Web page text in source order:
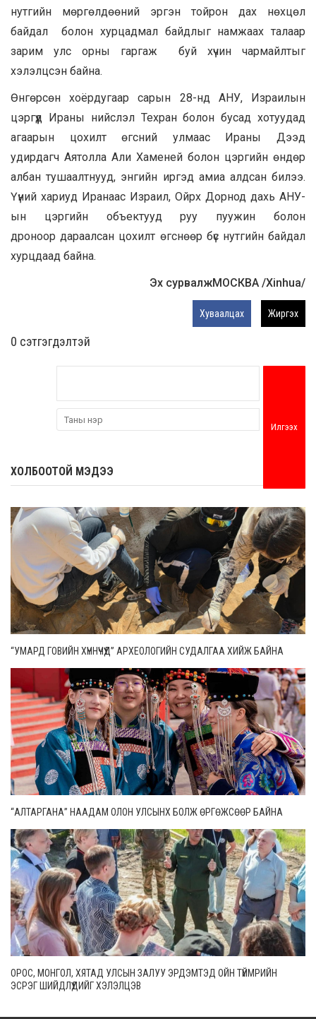
нутгийн мөргөлдөөний эргэн тойрон дах нөхцөл
байдал болон хурцадмал байдлыг намжаах талаар
зарим улс орны гаргаж буй хүчин чармайлтыг
хэлэлцсэн байна.
Өнгөрсөн хоёрдугаар сарын 28-нд АНУ, Израилын
цэргүүд Ираны нийслэл Техран болон бусад хотуудад
агаарын цохилт өгсний улмаас Ираны Дээд
удирдагч Аятолла Али Хаменей болон цэргийн өндөр
албан тушаалтнууд, энгийн иргэд амиа алдсан билээ.
Үүний хариуд Иранаас Израил, Ойрх Дорнод дахь АНУ-
ын цэргийн объектууд руу пуужин болон
дроноор дараалсан цохилт өгснөөр бүс нутгийн байдал
хурцдаад байна.
Эх сурвалжМОСКВА /Xinhua/
Хуваалцах Жиргэх
0 cэтгэгдэлтэй
Илгээх
ХОЛБООТОЙ МЭДЭЭ
“УМАРД ГОВИЙН ХҮННҮЧҮҮД” АРХЕОЛОГИЙН СУДАЛГАА ХИЙЖ БАЙНА
“АЛТАРГАНА” НААДАМ ОЛОН УЛСЫНХ БОЛЖ ӨРГӨЖСӨӨР БАЙНА
ОРОС, МОНГОЛ, ХЯТАД УЛСЫН ЗАЛУУ ЭРДЭМТЭД ОЙН ТҮЙМРИЙН
ЭСРЭГ ШИЙДЛҮҮДИЙГ ХЭЛЭЛЦЭВ